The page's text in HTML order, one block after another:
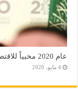
عام 2020 مخبياً للاقتصاد المملكة العربية السعودية
4 مايو، 2020